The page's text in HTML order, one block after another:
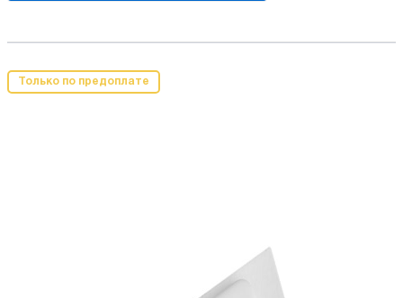
Только по предоплате